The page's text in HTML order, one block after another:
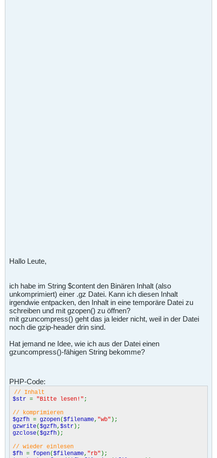
Hallo Leute,
ich habe im String $content den Binären Inhalt (also
unkomprimiert) einer .gz Datei. Kann ich diesen Inhalt
irgendwie entpacken, den Inhalt in eine temporäre Datei zu
schreiben und mit gzopen() zu öffnen?
mit gzuncompress() geht das ja leider nicht, weil in der Datei
noch die gzip-header drin sind.
Hat jemand ne Idee, wie ich aus der Datei einen
gzuncompress()-fähigen String bekomme?
PHP-Code:
// Inhalt
$str = "Bitte lesen!" ;
// komprimieren
$gzfh = gzopen($filename, "wb" );
gzwrite($gzfh, $str);
gzclose($gzfh);
// wieder einlesen
$fh = fopen($filename, "rb" );